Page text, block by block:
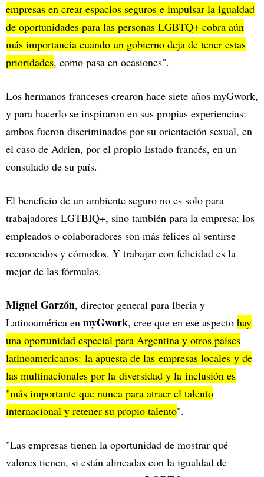
empresas en crear espacios seguros e impulsar la igualdad
de oportunidades para las personas LGBTQ+ cobra aún
más importancia cuando un gobierno deja de tener estas
prioridades, como pasa en ocasiones".
Los hermanos franceses crearon hace siete años myGwork,
y para hacerlo se inspiraron en sus propias experiencias:
ambos fueron discriminados por su orientación sexual, en
el caso de Adrien, por el propio Estado francés, en un
consulado de su país.
El beneficio de un ambiente seguro no es solo para
trabajadores LGTBIQ+, sino también para la empresa: los
empleados o colaboradores son más felices al sentirse
reconocidos y cómodos. Y trabajar con felicidad es la
mejor de las fórmulas.
Miguel Garzón, director general para Iberia y
Latinoamérica en myGwork, cree que en ese aspecto hay
una oportunidad especial para Argentina y otros países
latinoamericanos: la apuesta de las empresas locales y de
las multinacionales por la diversidad y la inclusión es
"más importante que nunca para atraer el talento
internacional y retener su propio talento".
"Las empresas tienen la oportunidad de mostrar qué
valores tienen, si están alineadas con la igualdad de